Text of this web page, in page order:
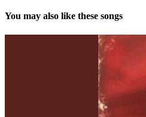
You may also like these songs